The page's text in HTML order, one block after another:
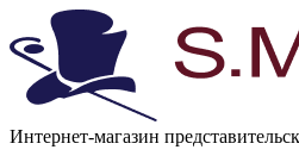
Интернет-магазин